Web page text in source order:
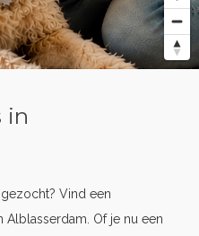
in
Vind een
Of je nu een